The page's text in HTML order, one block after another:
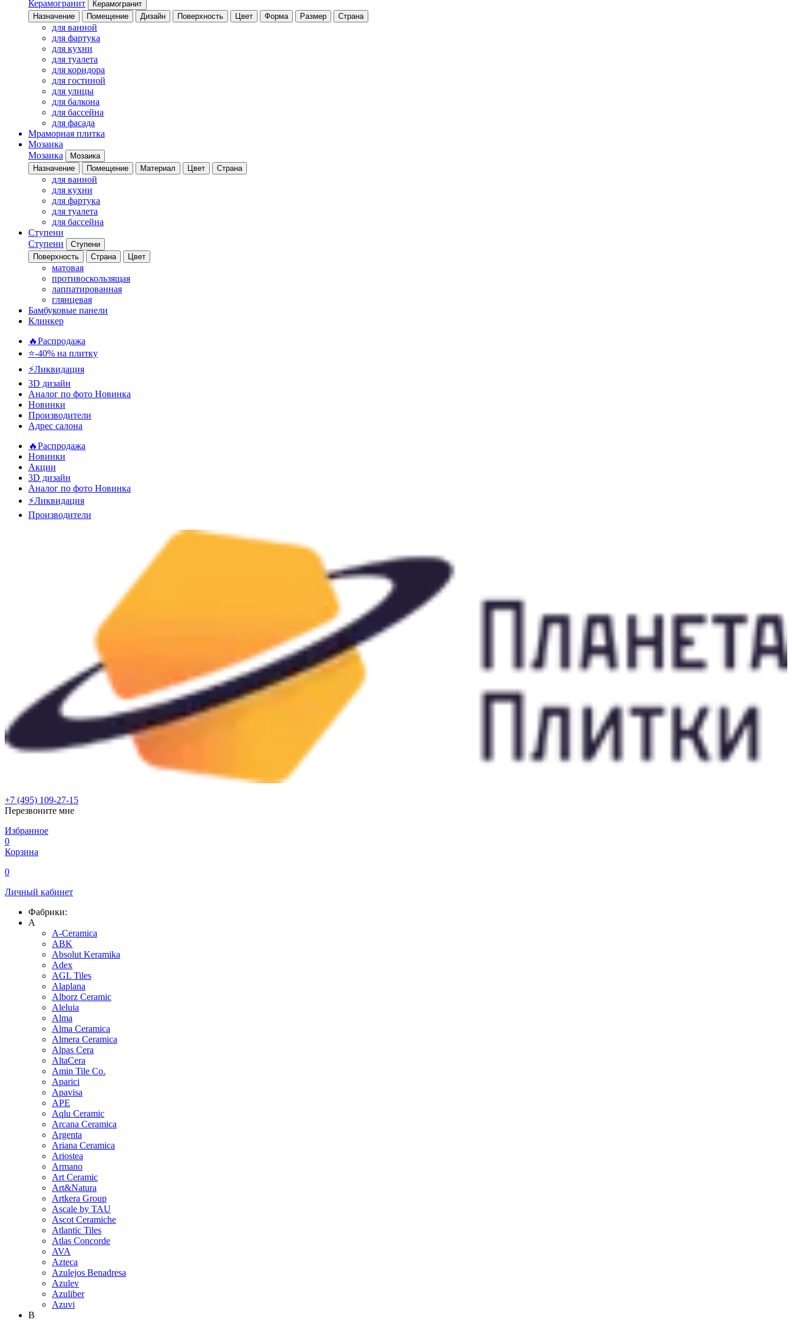
Керамогранит
Керамогранит
Назначение
Помещение Дизайн Поверхность Цвет Форма Размер Страна
для ванной
для фартука
для кухни
для туалета
для коридора
для гостиной
для улицы
для балкона
для бассейна
для фасада
Мраморная плитка
Мозаика
Мозаика
Мозаика
Назначение
Помещение Материал Цвет Страна
для ванной
для кухни
для фартука
для туалета
для бассейна
Ступени
Ступени
Ступени
Поверхность
Страна Цвет
матовая
противоскользящая
лаппатированная
глянцевая
Бамбуковые панели
Клинкер
🔥Распродажа
⭐-40% на плитку
⚡️Ликвидация
3D дизайн
Аналог по фото Новинка
Новинки
Производители
Адрес салона
🔥Распродажа
Новинки
Акции
3D дизайн
Аналог по фото Новинка
⚡Ликвидация
Производители
+7 (495) 109-27-15
Перезвоните мне
Избранное
0
Корзина
0
Личный кабинет
Фабрики:
A
A-Ceramica
ABK
Absolut Keramika
Adex
AGL Tiles
Alaplana
Alborz Ceramic
Aleluia
Alma
Alma Ceramica
Almera Ceramica
Alpas Cera
AltaCera
Amin Tile Co.
Aparici
Apavisa
APE
Aqlu Ceramic
Arcana Ceramica
Argenta
Ariana Ceramica
Ariostea
Armano
Art Ceramic
Art&Natura
Artkera Group
Ascale by TAU
Ascot Ceramiche
Atlantic Tiles
Atlas Concorde
AVA
Azteca
Azulejos Benadresa
Azulev
Azuliber
Azuvi
B